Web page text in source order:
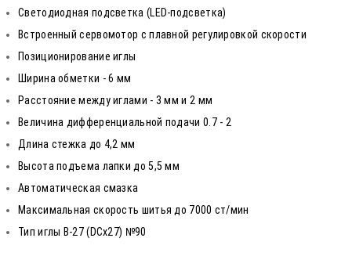
Светодиодная подсветка (LED-подсветка)
Встроенный сервомотор с плавной регулировкой скорости
Позиционирование иглы
Ширина обметки - 6 мм
Расстояние между иглами - 3 мм и 2 мм
Величина дифференциальной подачи 0.7 - 2
Длина стежка до 4,2 мм
Высота подъема лапки до 5,5 мм
Автоматическая смазка
Максимальная скорость шитья до 7000 ст/мин
Тип иглы B-27 (DCx27) №90